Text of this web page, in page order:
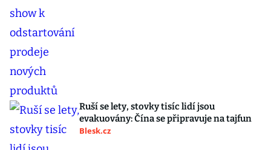
Ruší se lety, stovky tisíc lidí jsou
evakuovány: Čína se připravuje na tajfun
Blesk.cz